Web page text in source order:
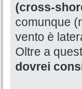
(cross-
comunque
vento è
Oltre a
dovrei